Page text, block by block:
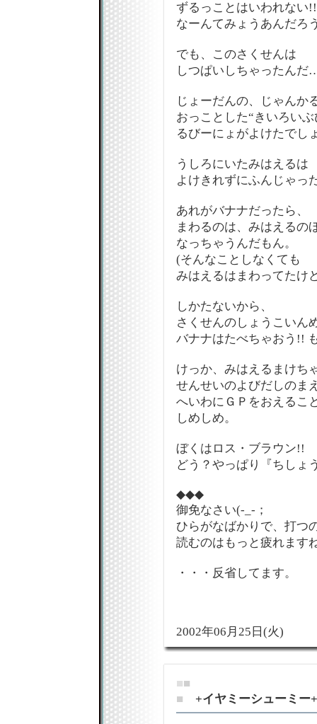
ずるっことはいわれない!!
なーんてみょうあんだろ
でも、このさくせんは
しつぱいしちゃったんだ
じょーだんの、じゃんか
おっことした“きいろいぶ
るびーにょがよけたでし
うしろにいたみはえるは
よけきれずにふんじゃっ
あれがバナナだったら、
まわるのは、みはえるの
なっちゃうんだもん。
(そんなことしなくても
みはえるはまわってたけ
しかたないから、
さくせんのしょうこいん
バナナはたべちゃおう!!
けっか、みはえるまけち
せんせいのよびだしのま
へいわにＧＰをおえるこ
しめしめ。
ぼくはロス・ブラウン!!
どう？やっぱり『ちしょ
◆◆◆
御免なさい(-_-；
ひらがなばかりで、打つ
読むのはもっと疲れます
・・・反省してます。
2002年06月25日(火)
■■
■
+イヤミーシューミー+